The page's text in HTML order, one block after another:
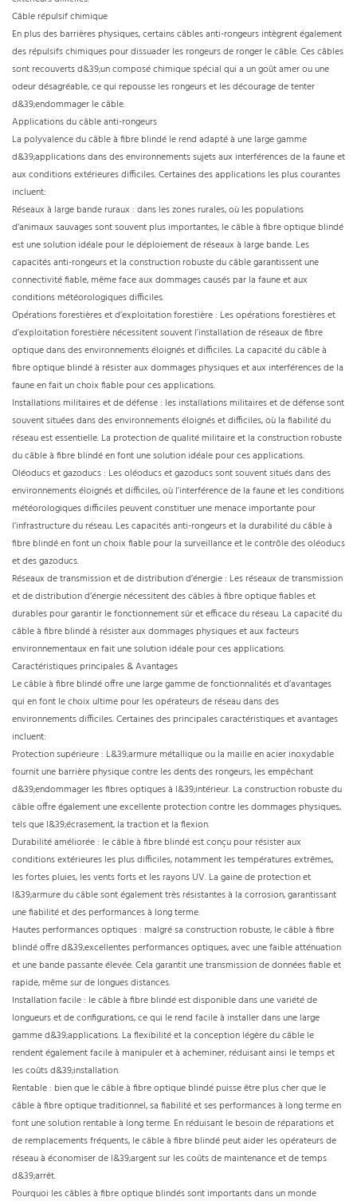
Câble répulsif chimique
En plus des barrières physiques, certains câbles anti-rongeurs intègrent également
des répulsifs chimiques pour dissuader les rongeurs de ronger le câble. Ces câbles
sont recouverts d&39;un composé chimique spécial qui a un goût amer ou une
odeur désagréable, ce qui repousse les rongeurs et les décourage de tenter
d&39;endommager le câble.
Applications du câble anti-rongeurs
La polyvalence du câble à fibre blindé le rend adapté à une large gamme
d&39;applications dans des environnements sujets aux interférences de la faune et
aux conditions extérieures difficiles. Certaines des applications les plus courantes
incluent:
Réseaux à large bande ruraux : dans les zones rurales, où les populations
d’animaux sauvages sont souvent plus importantes, le câble à fibre optique blindé
est une solution idéale pour le déploiement de réseaux à large bande. Les
capacités anti-rongeurs et la construction robuste du câble garantissent une
connectivité fiable, même face aux dommages causés par la faune et aux
conditions météorologiques difficiles.
Opérations forestières et d’exploitation forestière : Les opérations forestières et
d’exploitation forestière nécessitent souvent l’installation de réseaux de fibre
optique dans des environnements éloignés et difficiles. La capacité du câble à
fibre optique blindé à résister aux dommages physiques et aux interférences de la
faune en fait un choix fiable pour ces applications.
Installations militaires et de défense : les installations militaires et de défense sont
souvent situées dans des environnements éloignés et difficiles, où la fiabilité du
réseau est essentielle. La protection de qualité militaire et la construction robuste
du câble à fibre blindé en font une solution idéale pour ces applications.
Oléoducs et gazoducs : Les oléoducs et gazoducs sont souvent situés dans des
environnements éloignés et difficiles, où l’interférence de la faune et les conditions
météorologiques difficiles peuvent constituer une menace importante pour
l’infrastructure du réseau. Les capacités anti-rongeurs et la durabilité du câble à
fibre blindé en font un choix fiable pour la surveillance et le contrôle des oléoducs
et des gazoducs.
Réseaux de transmission et de distribution d’énergie : Les réseaux de transmission
et de distribution d’énergie nécessitent des câbles à fibre optique fiables et
durables pour garantir le fonctionnement sûr et efficace du réseau. La capacité du
câble à fibre blindé à résister aux dommages physiques et aux facteurs
environnementaux en fait une solution idéale pour ces applications.
Caractéristiques principales & Avantages
Le câble à fibre blindé offre une large gamme de fonctionnalités et d’avantages
qui en font le choix ultime pour les opérateurs de réseau dans des
environnements difficiles. Certaines des principales caractéristiques et avantages
incluent:
Protection supérieure : L&39;armure métallique ou la maille en acier inoxydable
fournit une barrière physique contre les dents des rongeurs, les empêchant
d&39;endommager les fibres optiques à l&39;intérieur. La construction robuste du
câble offre également une excellente protection contre les dommages physiques,
tels que l&39;écrasement, la traction et la flexion.
Durabilité améliorée : le câble à fibre blindé est conçu pour résister aux
conditions extérieures les plus difficiles, notamment les températures extrêmes,
les fortes pluies, les vents forts et les rayons UV. La gaine de protection et
l&39;armure du câble sont également très résistantes à la corrosion, garantissant
une fiabilité et des performances à long terme.
Hautes performances optiques : malgré sa construction robuste, le câble à fibre
blindé offre d&39;excellentes performances optiques, avec une faible atténuation
et une bande passante élevée. Cela garantit une transmission de données fiable et
rapide, même sur de longues distances.
Installation facile : le câble à fibre blindé est disponible dans une variété de
longueurs et de configurations, ce qui le rend facile à installer dans une large
gamme d&39;applications. La flexibilité et la conception légère du câble le
rendent également facile à manipuler et à acheminer, réduisant ainsi le temps et
les coûts d&39;installation.
Rentable : bien que le câble à fibre optique blindé puisse être plus cher que le
câble à fibre optique traditionnel, sa fiabilité et ses performances à long terme en
font une solution rentable à long terme. En réduisant le besoin de réparations et
de remplacements fréquents, le câble à fibre blindé peut aider les opérateurs de
réseau à économiser de l&39;argent sur les coûts de maintenance et de temps
d&39;arrêt.
Pourquoi les câbles à fibre optique blindés sont importants dans un monde